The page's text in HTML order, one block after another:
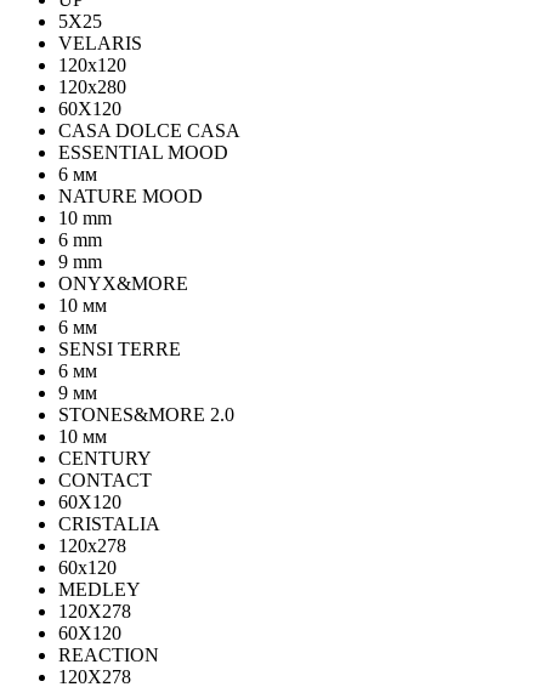
5Х25
VELARIS
120х120
120х280
60X120
CASA DOLCE CASA
ESSENTIAL MOOD
6 мм
NATURE MOOD
10 mm
6 mm
9 mm
ONYX&MORE
10 мм
6 мм
SENSI TERRE
6 мм
9 мм
STONES&MORE 2.0
10 мм
CENTURY
CONTACT
60X120
CRISTALIA
120x278
60x120
MEDLEY
120X278
60X120
REACTION
120X278